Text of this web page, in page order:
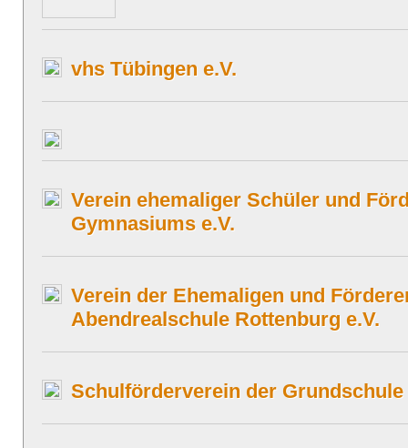
vhs Tübingen e.V.
Verein ehemaliger Schüler und
Gymnasiums e.V.
Verein der Ehemaligen und
Abendrealschule Rottenburg e.V.
Schulförderverein der Grundschule